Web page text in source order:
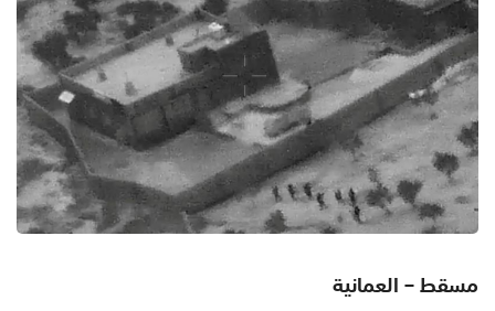
مسقط – العمانية